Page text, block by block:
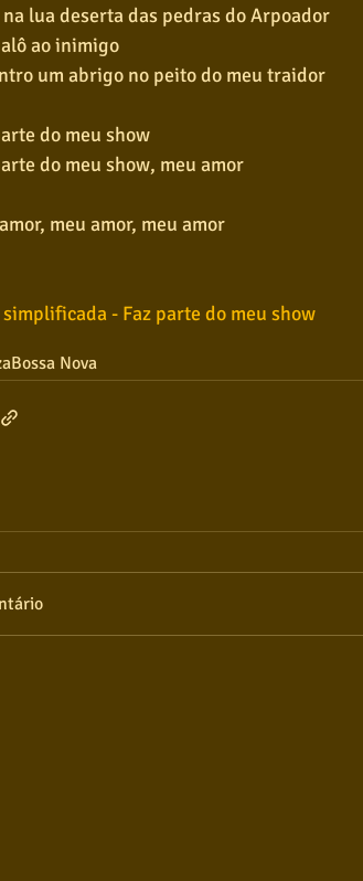
na lua deserta das pedras do Arpoador
ao inimigo
um abrigo no peito do meu traidor
do meu show
do meu show, meu amor
meu amor, meu amor
- Faz parte do meu show
Bossa Nova